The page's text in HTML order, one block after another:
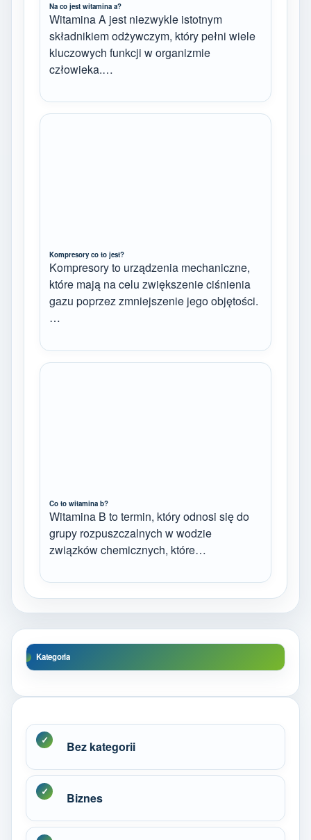
Na co jest witamina a?
Witamina A jest niezwykle istotnym
składnikiem odżywczym, który pełni wiele
kluczowych funkcji w organizmie
człowieka.…
Kompresory co to jest?
Kompresory to urządzenia mechaniczne,
które mają na celu zwiększenie ciśnienia
gazu poprzez zmniejszenie jego objętości.
…
Co to witamina b?
Witamina B to termin, który odnosi się do
grupy rozpuszczalnych w wodzie
związków chemicznych, które…
Kategoria
Bez kategorii
Biznes